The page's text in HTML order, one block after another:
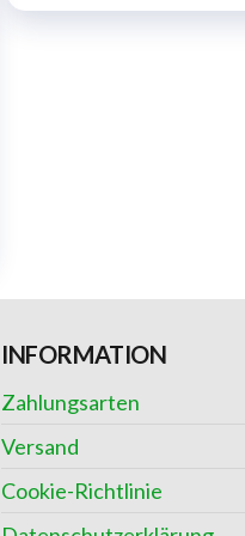
INFORMATION
Zahlungsarten
Versand
Cookie-Richtlinie